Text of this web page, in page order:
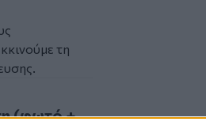
τη
(φωτό +